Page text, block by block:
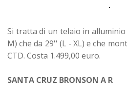
Si tratta di un telaio in
M) che da 29'' (L - XL) e che
CTD. Costa 1.499,00 euro.
SANTA CRUZ BRONSON A R